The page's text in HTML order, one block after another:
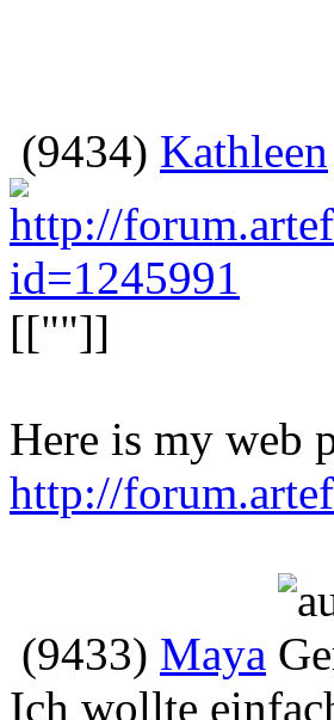
(9434) Kathleen
[[""]]
Here is my web
http://
(9433) Maya
Ich wollte